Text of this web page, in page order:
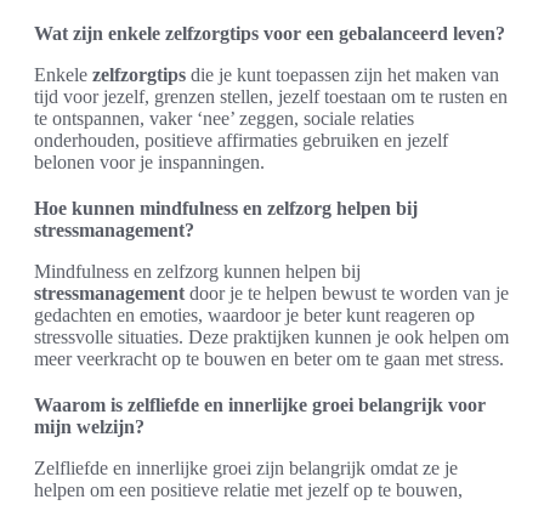
Wat zijn enkele zelfzorgtips voor een gebalanceerd leven?
Enkele zelfzorgtips die je kunt toepassen zijn het maken van
tijd voor jezelf, grenzen stellen, jezelf toestaan om te rusten en
te ontspannen, vaker ‘nee’ zeggen, sociale relaties
onderhouden, positieve affirmaties gebruiken en jezelf
belonen voor je inspanningen.
Hoe kunnen mindfulness en zelfzorg helpen bij
stressmanagement?
Mindfulness en zelfzorg kunnen helpen bij
stressmanagement door je te helpen bewust te worden van je
gedachten en emoties, waardoor je beter kunt reageren op
stressvolle situaties. Deze praktijken kunnen je ook helpen om
meer veerkracht op te bouwen en beter om te gaan met stress.
Waarom is zelfliefde en innerlijke groei belangrijk voor
mijn welzijn?
Zelfliefde en innerlijke groei zijn belangrijk omdat ze je
helpen om een positieve relatie met jezelf op te bouwen,